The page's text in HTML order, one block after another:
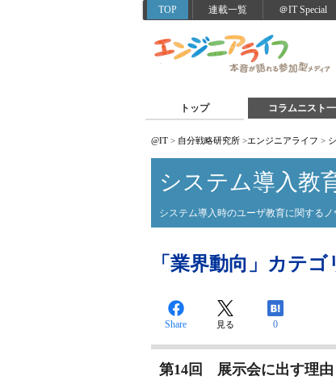
TOP 連載一覧 ＠IT Special
トップ コラムニスト
@IT > 自分戦略研究所 >エンジニアライフ >
システム導入教
システム導入時のユーザ教育に関するノ
「業界動向」カテ
Share 見る 0
第14回 展示会に出す理由